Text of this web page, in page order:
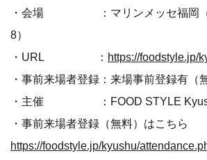
・会場 ：マリンメッセ福岡（
8）
・URL ： https://foodstyle.jp/
・事前来場者登録：来場事前登録有（
・主催 ：FOOD STYLE
・事前来場者登録（無料）はこちら
https://foodstyle.jp/kyushu/